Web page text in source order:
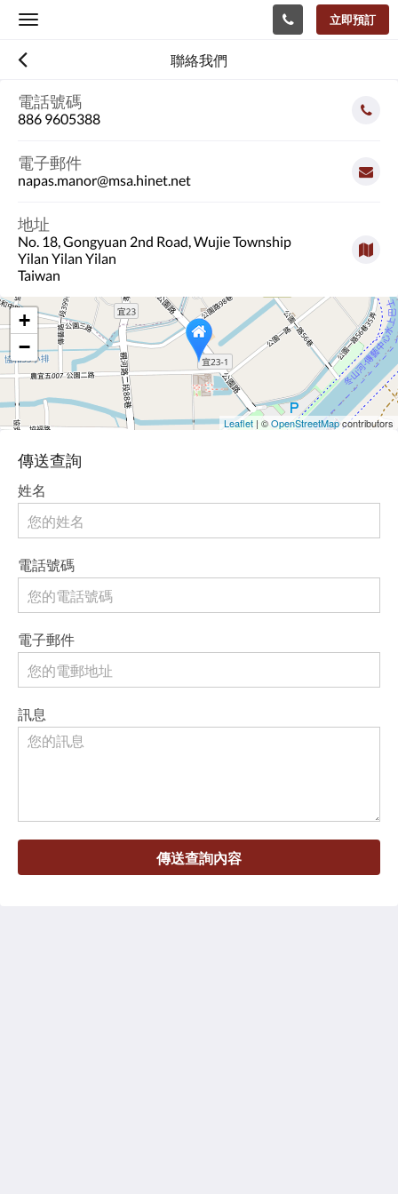
Toggle
立即預訂
聯絡我們
電話號碼
886 9605388
電子郵件
napas.manor@msa.hinet.net
地址
No. 18, Gongyuan 2nd Road, Wujie Township
Yilan Yilan Yilan
Taiwan
+
−
Leaflet | ©OpenStreetMapcontributors
傳送查詢
姓名
電話號碼
電子郵件
訊息
傳送查詢內容